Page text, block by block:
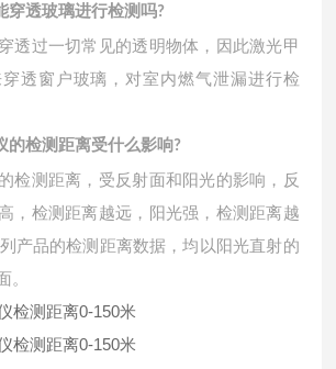
穿透玻璃进行检测吗?
透过一切常见的透明物体，因此激光甲
透窗户玻璃，对室内燃气泄漏进行检
的检测距离受什么影响?
检测距离，受反射面和阳光的影响，反
，检测距离越远，阳光强，检测距离越
产品的检测距离数据，均以阳光直射的
。